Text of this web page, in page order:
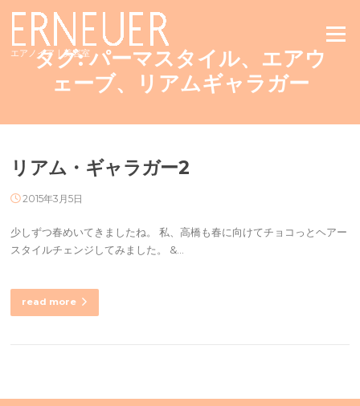
content
エアノイア｜美容室
Menu
タグ:パーマスタイル、エアウ
ェーブ、リアムギャラガー
リアム・ギャラガー2
2015年3月5日
少しずつ春めいてきましたね。 私、高橋も春に向けてチョコっとヘアー
スタイルチェンジしてみました。 &…
read more